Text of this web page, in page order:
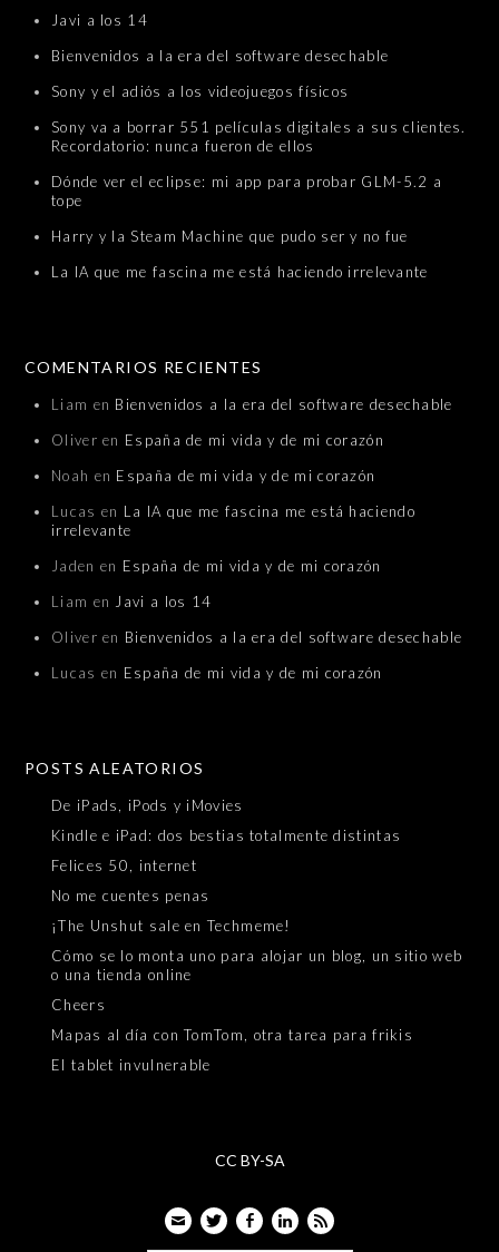
Javi a los 14
Bienvenidos a la era del software desechable
Sony y el adiós a los videojuegos físicos
Sony va a borrar 551 películas digitales a sus clientes.
Recordatorio: nunca fueron de ellos
Dónde ver el eclipse: mi app para probar GLM-5.2 a
tope
Harry y la Steam Machine que pudo ser y no fue
La IA que me fascina me está haciendo irrelevante
COMENTARIOS RECIENTES
Liam en Bienvenidos a la era del software desechable
Oliver en España de mi vida y de mi corazón
Noah en España de mi vida y de mi corazón
Lucas en La IA que me fascina me está haciendo
irrelevante
Jaden en España de mi vida y de mi corazón
Liam en Javi a los 14
Oliver en Bienvenidos a la era del software desechable
Lucas en España de mi vida y de mi corazón
POSTS ALEATORIOS
De iPads, iPods y iMovies
Kindle e iPad: dos bestias totalmente distintas
Felices 50, internet
No me cuentes penas
¡The Unshut sale en Techmeme!
Cómo se lo monta uno para alojar un blog, un sitio web
o una tienda online
Cheers
Mapas al día con TomTom, otra tarea para frikis
El tablet invulnerable
CC BY-SA
EmailTwitterFacebook
LinkedIn
Feed